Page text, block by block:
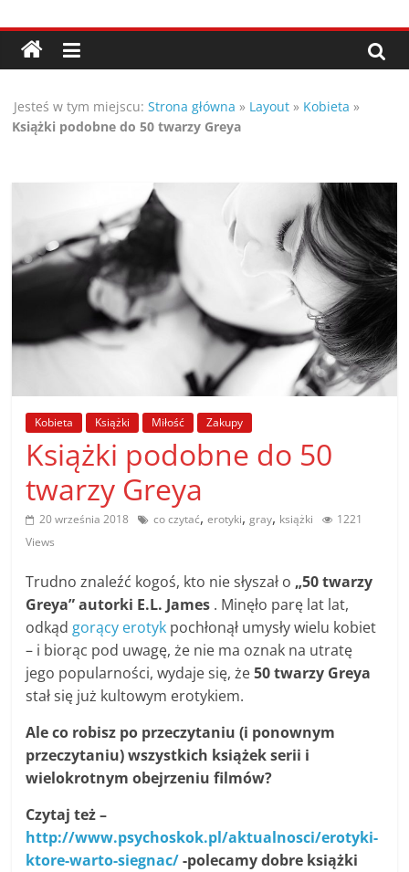
do
treści
Porady,
wskazówki
oraz
ciekawe
rady
–
poznaj
te
poradniki.
Porady
praktyczne
porady
wskazówki
poradniki
na
każdy
temat
Jesteś w tym miejscu: Strona główna » Layout » Kobieta »
Książki podobne do 50 twarzy Greya
Kobieta Książki Miłość Zakupy
Książki podobne do 50
twarzy Greya
20 września 2018 co czytać,erotyki,gray, książki
1221
Views
Trudno znaleźć kogoś, kto nie słyszał o „50 twarzy
Greya” autorki E.L. James . Minęło parę lat lat,
odkąd gorący erotyk pochłonął umysły wielu kobiet
– i biorąc pod uwagę, że nie ma oznak na utratę
jego popularności, wydaje się, że50 twarzy Greya
stał się już kultowym erotykiem.
Ale co robisz po przeczytaniu (i ponownym
przeczytaniu) wszystkich książek serii i
wielokrotnym obejrzeniu filmów?
Czytaj też –
http://www.psychoskok.pl/aktualnosci/erotyki-
ktore-warto-siegnac/-polecamy dobre książki